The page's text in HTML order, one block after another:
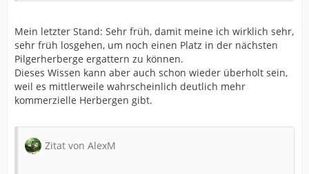
Mein letzter Stand: Sehr früh, damit meine ich wirklich sehr,
sehr früh losgehen, um noch einen Platz in der nächsten
Pilgerherberge ergattern zu können.
Dieses Wissen kann aber auch schon wieder überholt sein,
weil es mittlerweile wahrscheinlich deutlich mehr
kommerzielle Herbergen gibt.
Zitat von AlexM